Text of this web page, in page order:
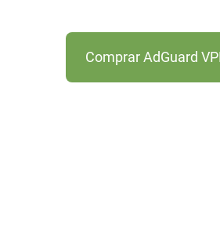
Comprar AdGuard